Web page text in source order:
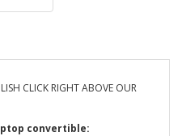
CLICK RIGHT ABOVE OUR
convertible: